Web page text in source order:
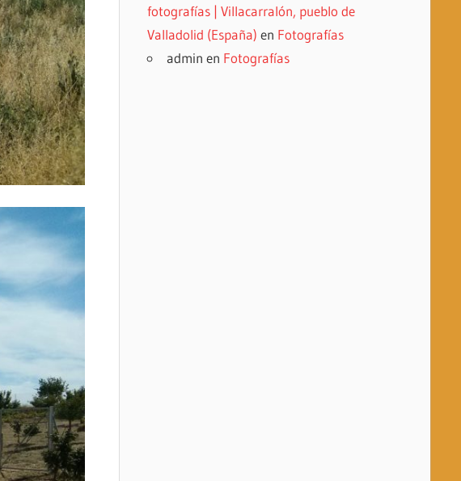
fotografías | Villacarralón, pueblo de
Valladolid (España) en Fotografías
admin en Fotografías